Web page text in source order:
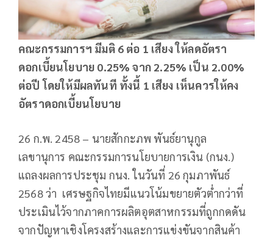
คณะกรรมการฯ มีมติ 6 ต่อ 1 เสียง ให้ลดอัตรา
ดอกเบี้ยนโยบาย 0.25% จาก 2.25% เป็น 2.00%
ต่อปี โดยให้มีผลทันที ทั้งนี้ 1 เสียง เห็นควรให้คง
อัตราดอกเบี้ยนโยบาย
26 ก.พ. 2458 – นายสักกะภพ พันธ์ยานุกูล
เลขานุการ คณะกรรมการนโยบายการเงิน (กนง.)
แถลงผลการประชุม กนง. ในวันที่ 26 กุมภาพันธ์
2568 ว่า เศรษฐกิจไทยมีแนวโน้มขยายตัวต่ำกว่าที่
ประเมินไว้จากภาคการผลิตอุตสาหกรรมที่ถูกกดดัน
จากปัญหาเชิงโครงสร้างและการแข่งขันจากสินค้า